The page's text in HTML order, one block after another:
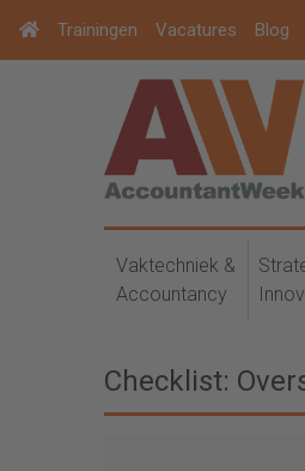
Trainingen Vacatures Blog
Vaktechniek &
Accountancy
Checklist: